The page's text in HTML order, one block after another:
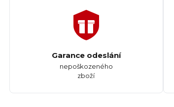
Garance odeslání
nepoškozeného
zboží